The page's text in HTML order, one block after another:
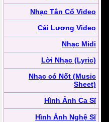
Nhạc Tân Cổ Video
Cải Lương Video
Nhạc Midi
Lời Nhạc (Lyric)
Nhạc có Nốt (Music
Sheet)
Hình Ảnh Ca Sĩ
Hình Ảnh Nghệ Sĩ